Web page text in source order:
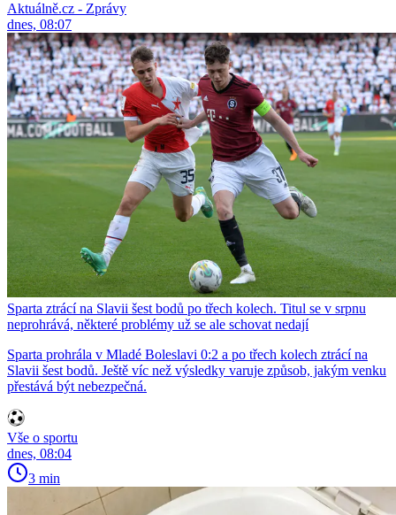
Aktuálně.cz - Zprávy
dnes, 08:07
Sparta ztrácí na Slavii šest bodů po třech kolech. Titul se v srpnu
neprohrává, některé problémy už se ale schovat nedají
Sparta prohrála v Mladé Boleslavi 0:2 a po třech kolech ztrácí na
Slavii šest bodů. Ještě víc než výsledky varuje způsob, jakým venku
přestává být nebezpečná.
Vše o sportu
dnes, 08:04
3 min